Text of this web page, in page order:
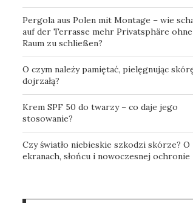
Pergola aus Polen mit Montage – wie
auf der Terrasse mehr Privatsphäre
Raum zu schließen?
O czym należy pamiętać, pielęgnując
dojrzałą?
Krem SPF 50 do twarzy – co daje jego
stosowanie?
Czy światło niebieskie szkodzi skórze? O
ekranach, słońcu i nowoczesnej ochronie